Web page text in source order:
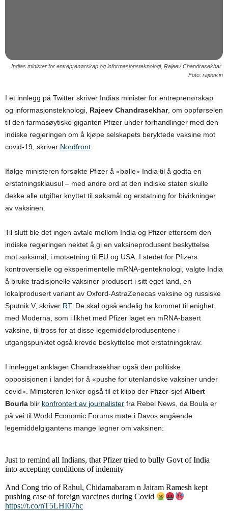
Indias minister for entreprenørskap og informasjonsteknologi, Rajeev Chandrasekhar.
Foto: rajeev.in
I et innlegg på Twitter skriver Indias minister for entreprenørskap
og informasjonsteknologi, Rajeev Chandrasekhar, om oppførselen
til den farmasøytiske giganten Pfizer under forhandlinger med den
indiske regjeringen om å kjøpe selskapets beryktede vaksine mot
covid-19, skriver Nordfront
Ifølge ministeren forsøkte Pfizer å «bølle» India til å godta en
erstatningsklausul – med andre ord at den indiske staten skulle
dekke alle utgifter knyttet til søksmål og erstatning for bivirkninger
av vaksinen.
Til slutt ble det ingen avtale mellom India og Pfizer ettersom den
indiske regjeringen nektet å gi en vaksineprodusent beskyttelse
mot søksmål, i motsetning til EU og USA. I stedet for Pfizers
kontroversielle og eksperimentelle mRNA-genteknologi, valgte India
å bruke tradisjonelle vaksiner produsert i sitt eget land, en
lokalprodusert variant av Oxford-AstraZenecas vaksine og russiske
Sputnik V, skriver RT. De skal også endelig ha kommet til enighet
med Moderna, som i likhet med Pfizer laget en mRNA-basert
vaksine, til tross for at disse legemiddelprodusentene i
utgangspunktet også krevde beskyttelse mot erstatningskrav.
I innlegget anklager Chandrasekhar også den politiske
opposisjonen i landet for å «pushe for utenlandske vaksiner under
covid». Ministeren lenker også til et klipp der Pfizer-sjef Albert
Bourla blir konfrontert av journalister fra Rebel News, da Boula er
på vei til World Economic Forums møte i Davos angående
legemiddelgigantens mange løgner om vaksinen:
Just to remind all Indians, that Pfizer tried to bully Govt of India
into accepting conditions of indemity
And Cong trio of Rahul, Chidamabaram n Jairam Ramesh kept
pushing case of foreign vaccines during Covid
https://t.co/nT5LHI07hc